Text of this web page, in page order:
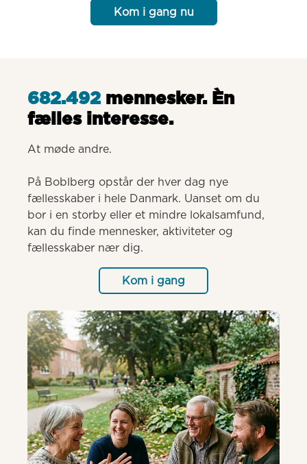
Kom i gang nu
682.492 mennesker. Èn
fælles interesse.
At møde andre.
På Boblberg opstår der hver dag nye
fællesskaber i hele Danmark. Uanset om du
bor i en storby eller et mindre lokalsamfund,
kan du finde mennesker, aktiviteter og
fællesskaber nær dig.
Kom i gang